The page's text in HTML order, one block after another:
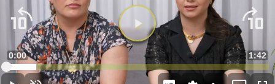
Süre
0:00
Süre
1:42
Yüklendi:
11.49%